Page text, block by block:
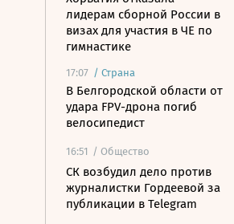
лидерам сборной России в
визах для участия в ЧЕ по
гимнастике
17:07 / Страна
В Белгородской области от
удара FPV-дрона погиб
велосипедист
16:51 / Общество
СК возбудил дело против
журналистки Гордеевой за
публикации в Telegram